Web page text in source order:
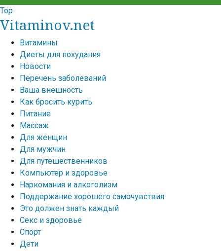
Top
Vitaminov.net
Витамины
Диеты для похудания
Новости
Перечень заболеваний
Ваша внешность
Как бросить курить
Питание
Массаж
Для женщин
Для мужчин
Для путешественников
Компьютер и здоровье
Наркомания и алкоголизм
Поддержание хорошего самочувствия
Это должен знать каждый
Секс и здоровье
Спорт
Дети